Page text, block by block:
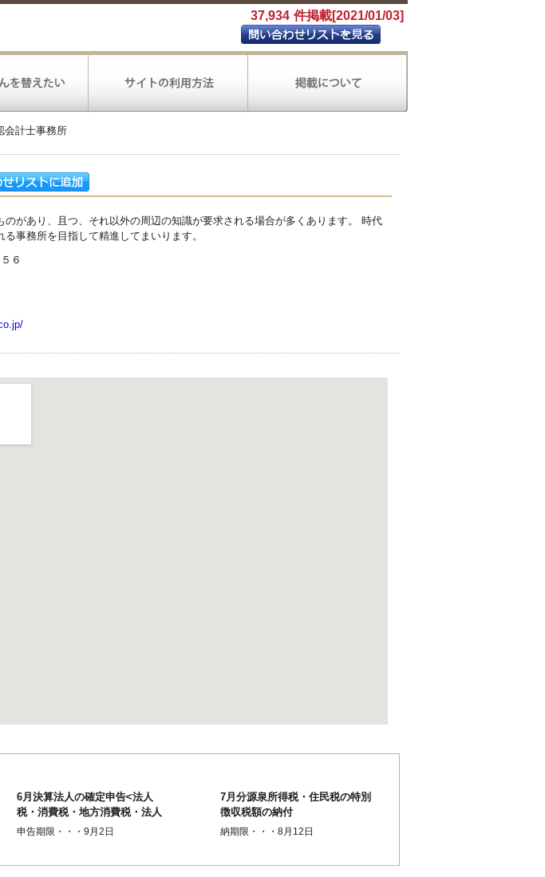
37,934 件掲載[2021/01/03]
会計士事務所
があり、且つ、それ以外の周辺の知識が要求される場合が多くあります。 時代
事務所を目指して精進してまいります。
６
6月決算法人の確定申告<法人
税・消費税・地方消費税・法人
事業税・（法人事業所税）・法
申告期限・・・9月2日
7月分源泉所得税・住民税の特別
徴収税額の納付
納期限・・・8月12日